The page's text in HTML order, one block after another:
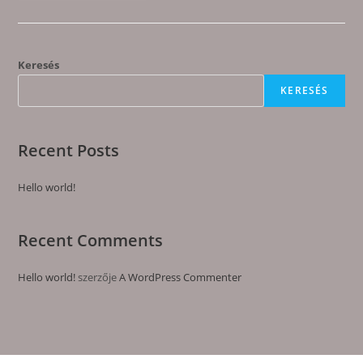
Keresés
KERESÉS
Recent Posts
Hello world!
Recent Comments
Hello world!szerzőjeA WordPress Commenter